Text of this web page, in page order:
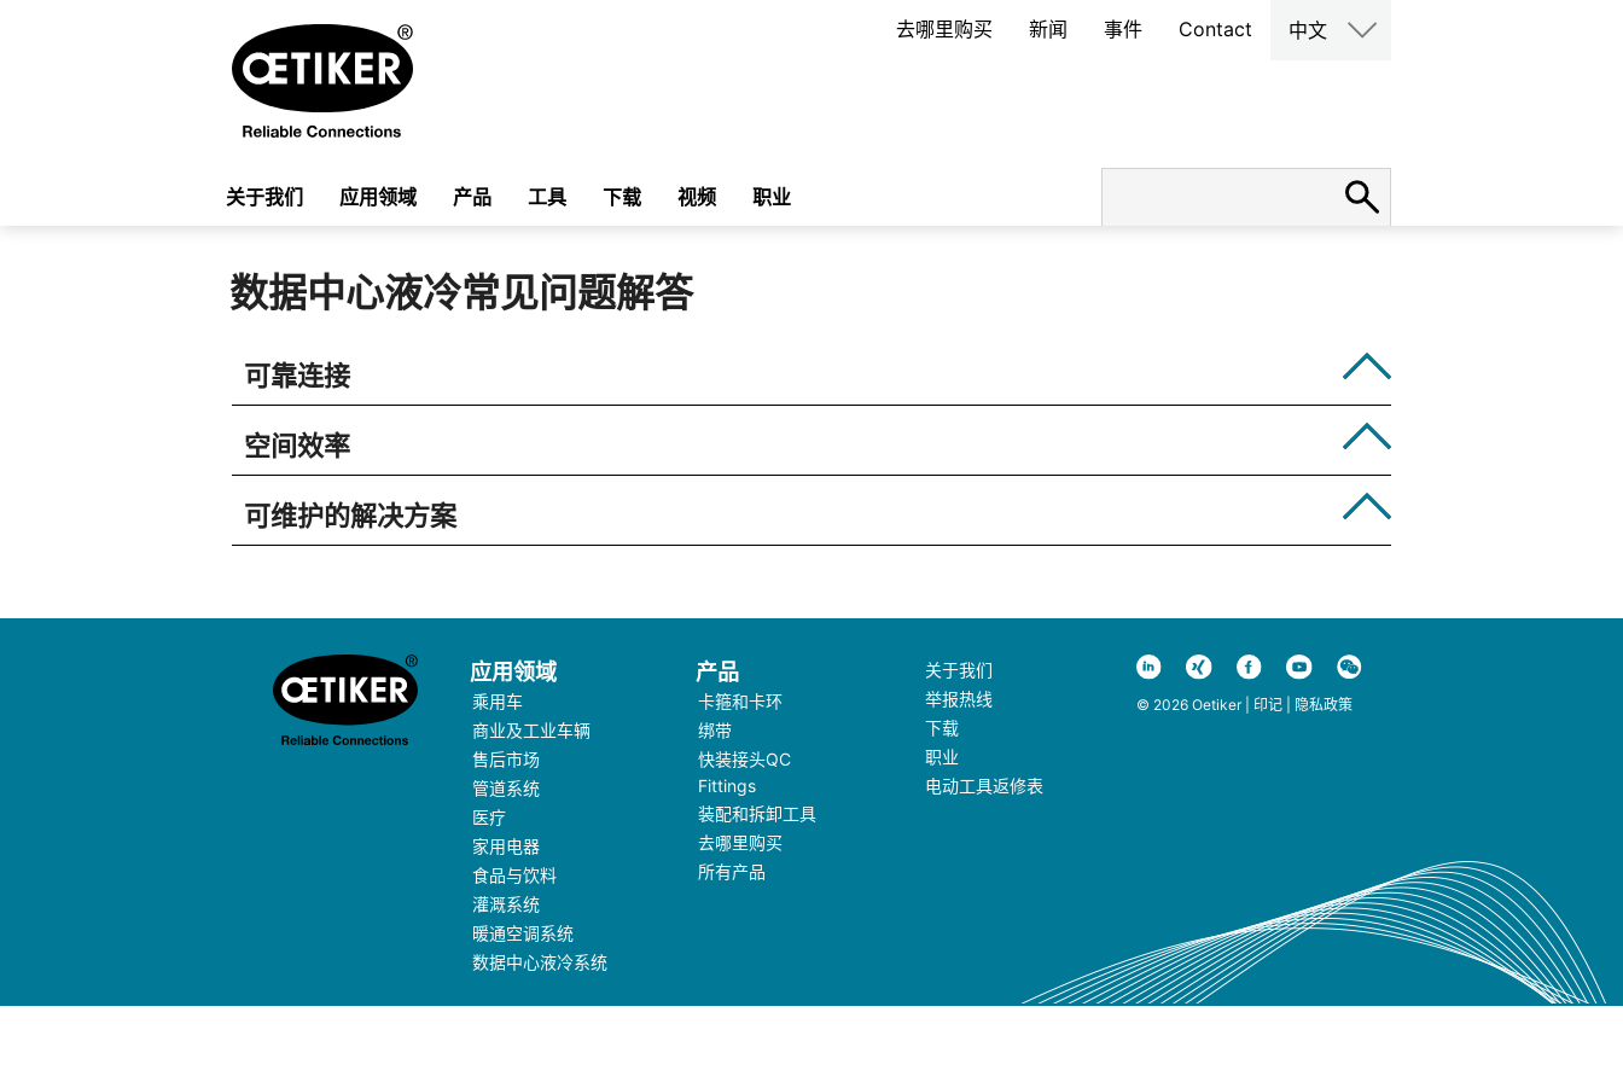
去哪里购买 新闻 事件 Contact 中文
关于我们 应用领域 产品 工具 下载 视频 职业
数据中心液冷常见问题解答
可靠连接
空间效率
可维护的解决方案
应用领域
乘用车
商业及工业车辆
售后市场
管道系统
医疗
家用电器
食品与饮料
灌溉系统
暖通空调系统
数据中心液冷系统
产品
卡箍和卡环
绑带
快装接头QC
Fittings
装配和拆卸工具
去哪里购买
所有产品
关于我们
举报热线
下载
职业
电动工具返修表
© 2026 Oetiker | 印记| 隐私政策